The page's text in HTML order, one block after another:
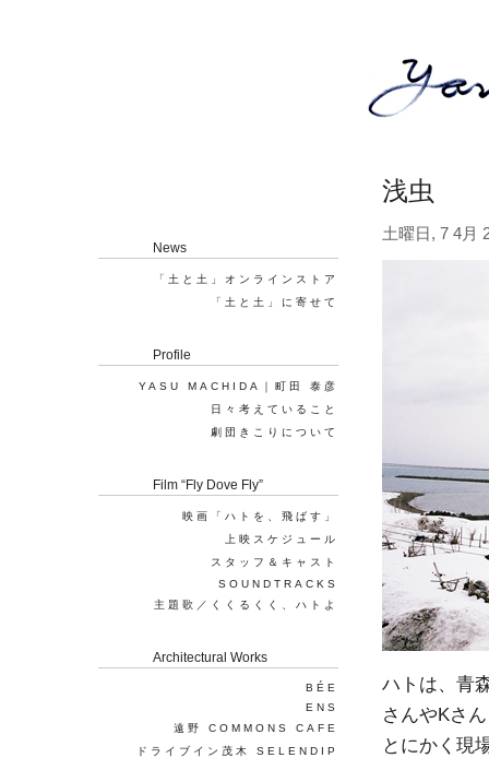
浅虫
土曜日, 7 4月
ハトは、青
さんやKさ
とにかく現
News
「土と土」オンラインストア
「土と土」に寄せて
Profile
YASU MACHIDA｜町田 泰彦
日々考えていること
劇団きこりについて
Film “Fly Dove Fly”
映画「ハトを、飛ばす」
上映スケジュール
スタッフ＆キャスト
SOUNDTRACKS
主題歌／くくるくく、ハトよ
Architectural Works
BÉE
ENS
遠野 COMMONS CAFE
ドライブイン茂木 SELENDIP